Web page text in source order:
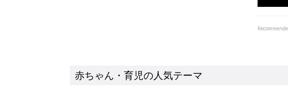
赤ちゃん・育児の人気テーマ